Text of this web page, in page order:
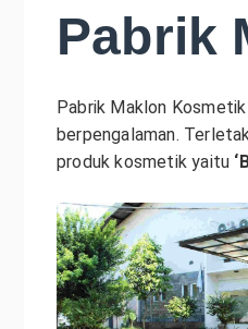
Pabrik
Pabrik Maklon
berpengalaman.
produk kosmetik yaitu